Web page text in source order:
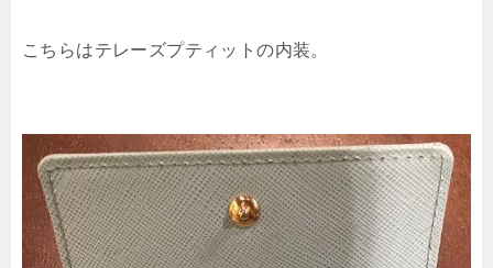
こちらはテレーズプティットの内装。